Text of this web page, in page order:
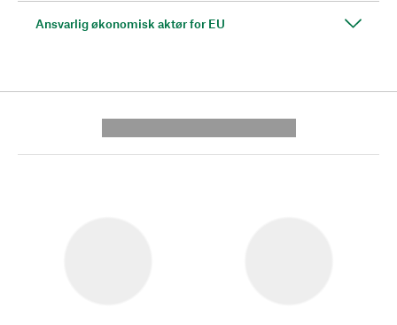
Ansvarlig økonomisk aktør for EU